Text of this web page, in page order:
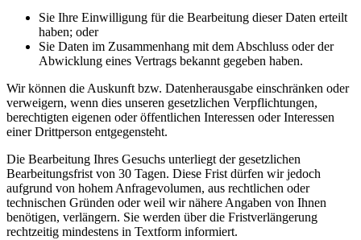
Sie Ihre Einwilligung für die Bearbeitung dieser Daten erteilt
haben; oder
Sie Daten im Zusammenhang mit dem Abschluss oder der
Abwicklung eines Vertrags bekannt gegeben haben.
Wir können die Auskunft bzw. Datenherausgabe einschränken oder
verweigern, wenn dies unseren gesetzlichen Verpflichtungen,
berechtigten eigenen oder öffentlichen Interessen oder Interessen
einer Drittperson entgegensteht.
Die Bearbeitung Ihres Gesuchs unterliegt der gesetzlichen
Bearbeitungsfrist von 30 Tagen. Diese Frist dürfen wir jedoch
aufgrund von hohem Anfragevolumen, aus rechtlichen oder
technischen Gründen oder weil wir nähere Angaben von Ihnen
benötigen, verlängern. Sie werden über die Fristverlängerung
rechtzeitig mindestens in Textform informiert.